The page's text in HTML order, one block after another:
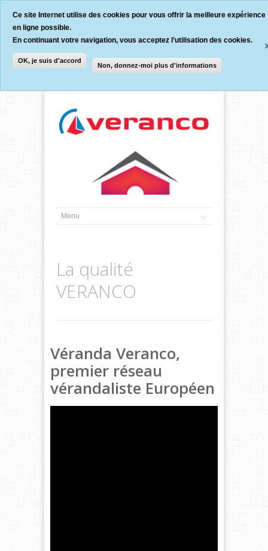
Ce site Internet utilise des cookies pour vous offrir la meilleure expérience
en ligne possible.
En continuant votre navigation, vous acceptez l’utilisation des cookies.
OK, je suis d'accord
Non, donnez-moi plus d'informations
La qualité
VERANCO
Véranda Veranco,
premier réseau
vérandaliste Européen